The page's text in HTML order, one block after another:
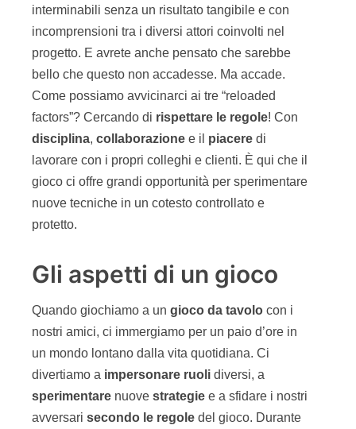
factors”? Cercando dirispettare le regole ! Con
disciplina,collaborazione e ilpiaceredi
lavorare con i propri colleghi e clienti. È qui che il
gioco ci offre grandi opportunità per sperimentare
nuove tecniche in un cotesto controllato e
protetto.
Gli aspetti di un gioco
Quando giochiamo a ungioco da tavolocon i
nostri amici, ci immergiamo per un paio d’ore in
divertiamo aimpersonare ruoli diversi, a
sperimentare
e a sfidare i nostri
avversarisecondo le regoledel gioco. Durante
queste due ore non ci accorgiamo che il gioco si
basa su aspetti importanti e dettagliati che
permettono di vivere questa esperienza in modo
semplice e naturale. Vediamo di seguito di
analizzare alcuni di questi aspetti importanti.